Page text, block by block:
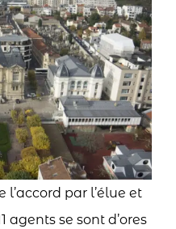
par l’élue et
agents se sont d’ores